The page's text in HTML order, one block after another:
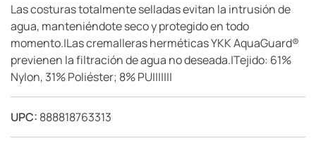
Las costuras totalmente selladas evitan la intrusión de
agua, manteniéndote seco y protegido en todo
momento.|Las cremalleras herméticas YKK AquaGuard®
previenen la filtración de agua no deseada.|Tejido: 61%
Nylon, 31% Poliéster; 8% PU|||||||
UPC: 888818763313